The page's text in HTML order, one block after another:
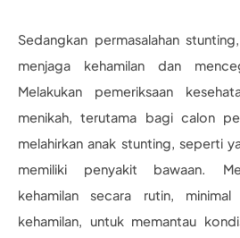
Sedangkan permasalahan
menjaga kehamilan dan
Melakukan pemeriksaan
menikah, terutama bagi calon
melahirkan anak stunting, seperti
memiliki penyakit bawaan.
kehamilan secara rutin,
kehamilan, untuk memantau